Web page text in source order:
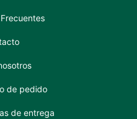
de pedido
de entrega